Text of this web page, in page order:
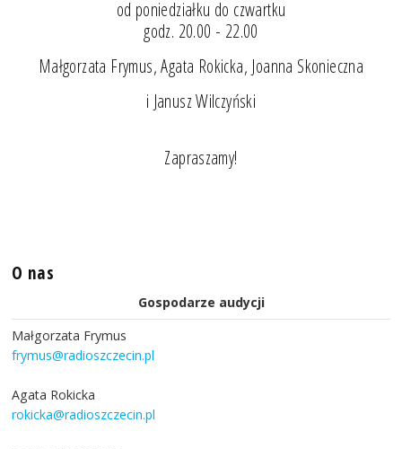
od poniedziałku do czwartku
godz. 20.00 - 22.00
Małgorzata Frymus, Agata Rokicka, Joanna Skonieczna
i Janusz Wilczyński
Zapraszamy!
O nas
Gospodarze audycji
Małgorzata Frymus
frymus@radioszczecin.pl
Agata Rokicka
rokicka@radioszczecin.pl